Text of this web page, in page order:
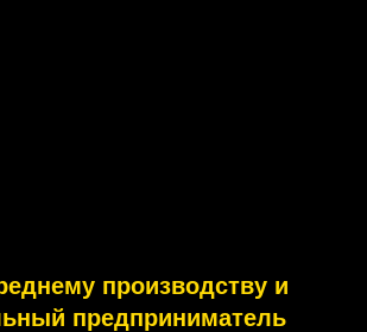
производству и
предприниматель